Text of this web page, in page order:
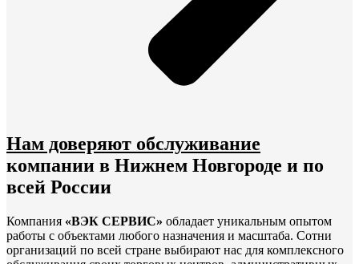
Нам доверяют обслуживание
компании в Нижнем Новгороде и по
всей России
Компания «ВЭК СЕРВИС» обладает уникальным опытом
работы с объектами любого назначения и масштаба. Сотни
организаций по всей стране выбирают нас для комплексного